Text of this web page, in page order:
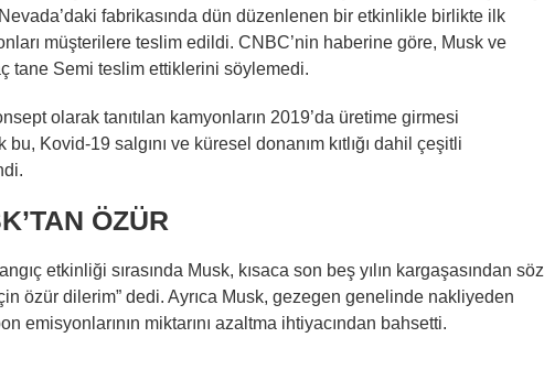
fabrikasında dün düzenlenen bir etkinlikle birlikte ilk
müşterilere teslim edildi. CNBC’nin haberine göre, Musk ve
tane Semi teslim ettiklerini söylemedi.
olarak tanıtılan kamyonların 2019’da üretime girmesi
Kovid-19 salgını ve küresel donanım kıtlığı dahil çeşitli
ÖZÜR
etkinliği sırasında Musk, kısaca son beş yılın kargaşasından söz
özür dilerim” dedi. Ayrıca Musk, gezegen genelinde nakliyeden
emisyonlarının miktarını azaltma ihtiyacından bahsetti.